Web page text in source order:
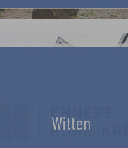
Witten